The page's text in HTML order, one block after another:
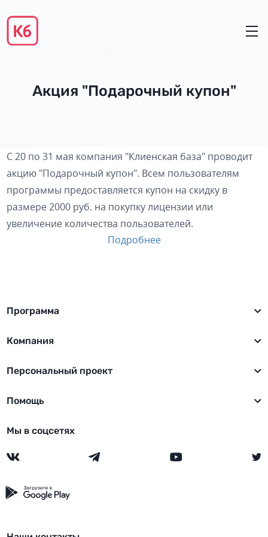
Акция "Подарочный купон"
C 20 по 31 мая компания "Клиенская база" проводит
акцию "Подарочный купон". Всем пользователям
программы предоставляется купон на скидку в
размере 2000 руб. на покупку лицензии или
увеличение количества пользователей.
Подробнее
Программа
Компания
Персональный проект
Помощь
Мы в соцсетях